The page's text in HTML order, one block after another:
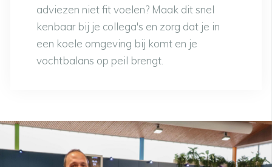
adviezen niet fit voelen? Maak dit snel
kenbaar bij je collega's en zorg dat je in
een koele omgeving bij komt en je
vochtbalans op peil brengt.